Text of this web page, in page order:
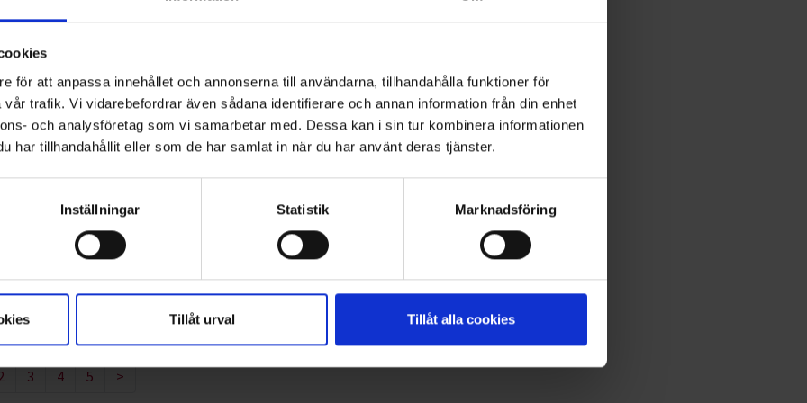
för att anpassa innehållet och annonserna till användarna, tillhandahålla funktioner för
trafik. Vi vidarebefordrar även sådana identifierare och annan information från din enhet
och analysföretag som vi samarbetar med. Dessa kan i sin tur kombinera informationen
har tillhandahållit eller som de har samlat in när du har använt deras tjänster.
Inställningar Statistik Marknadsföring
Tillåt urval Tillåt alla cookies
insamling i fyrfackskärl - ett system som möjliggör
är i dag en av Sveriges största aktörer inom
sin erfarenhet och kompetens även på hemmaplan.
och mer hållbar vardag för invånarna i vår hemregion.
skillnad, säger Simon Skoglund, regional
och djup lokalkännedom är Ohlssons väl rustade att
i framtiden.
av avfall från hushåll, industrier och verksamheter i
service åt 60 000 invånare.
3 4 5 >